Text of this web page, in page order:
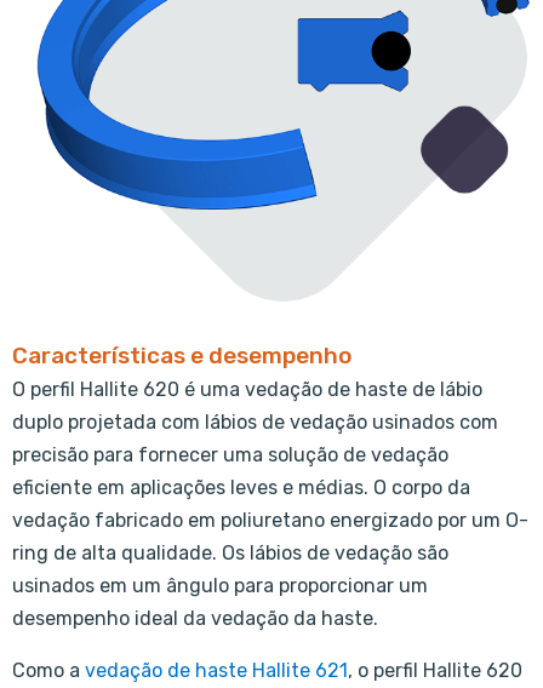
Características e desempenho
O perfil Hallite 620 é uma vedação de haste de lábio
duplo projetada com lábios de vedação usinados com
precisão para fornecer uma solução de vedação
eficiente em aplicações leves e médias. O corpo da
vedação fabricado em poliuretano energizado por um O-
ring de alta qualidade. Os lábios de vedação são
usinados em um ângulo para proporcionar um
desempenho ideal da vedação da haste.
Como a vedação de haste Hallite 621, o perfil Hallite 620